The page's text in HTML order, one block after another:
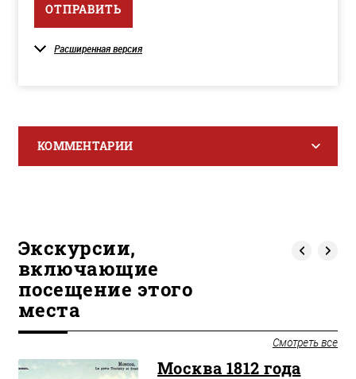
ОТПРАВИТЬ
Расширенная версия
КОММЕНТАРИИ
Экскурсии,
включающие
посещение этого
места
Смотреть все
Москва 1812 года